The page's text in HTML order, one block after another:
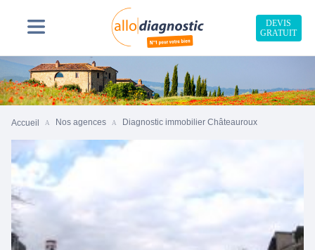
DEVIS
GRATUIT
Accueil Nos agences Diagnostic immobilier Châteauroux